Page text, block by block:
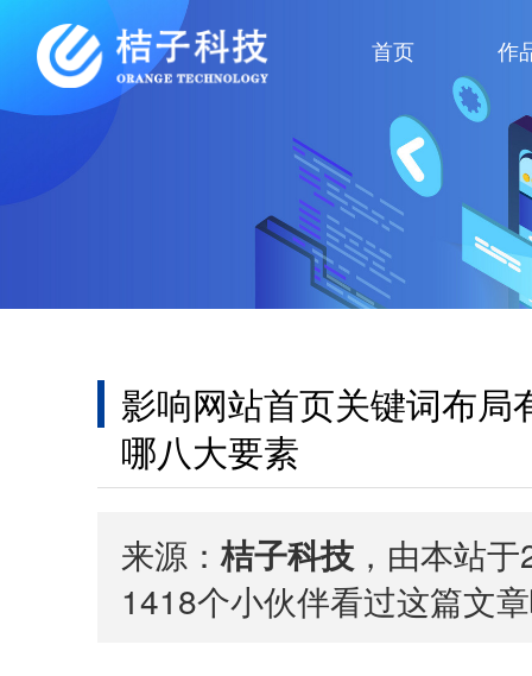
首页 作
影响网站首页关键词布局
哪八大要素
来源：桔子科技，由本站
1418个小伙伴看过这篇文